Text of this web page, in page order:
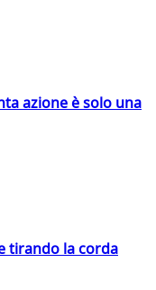
azione è solo una
tirando la corda